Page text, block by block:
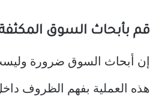
قم بأبحاث السوق
إن أبحاث السوق ضرورة
هذه العملية بفهم الظروف